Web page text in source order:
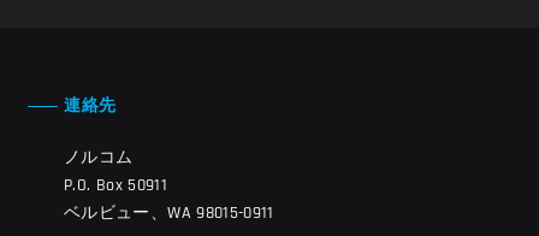
連絡先
ノルコム
P.O. Box 50911
ベルビュー、WA 98015-0911